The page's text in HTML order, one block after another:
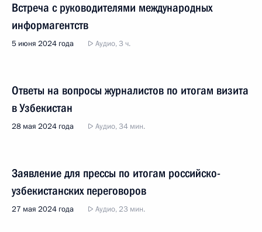
Встреча с руководителями международных
информагентств
5 июня 2024 года Аудио, 3 ч.
Ответы на вопросы журналистов по итогам визита
в Узбекистан
28 мая 2024 года Аудио, 34 мин.
Заявление для прессы по итогам российско-
узбекистанских переговоров
27 мая 2024 года Аудио, 23 мин.